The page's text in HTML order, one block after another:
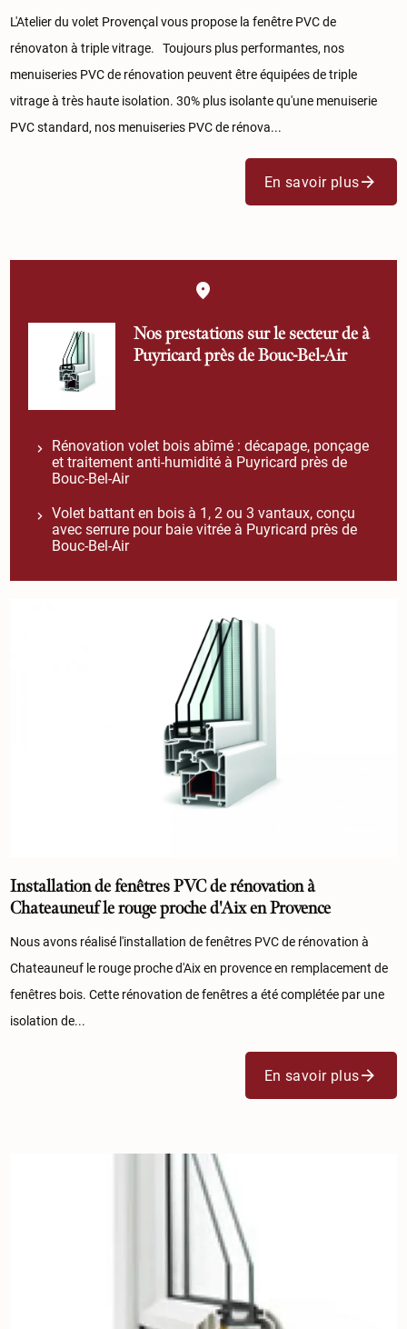
L'Atelier du volet Provençal vous propose la fenêtre PVC de
rénovaton à triple vitrage. Toujours plus performantes, nos
menuiseries PVC de rénovation peuvent être équipées de triple
vitrage à très haute isolation. 30% plus isolante qu'une menuiserie
PVC standard, nos menuiseries PVC de rénova...
En savoir plus
Nos prestations sur le secteur de à
Puyricard près de Bouc-Bel-Air
Rénovation volet bois abîmé : décapage, ponçage
et traitement anti-humidité à Puyricard près de
Bouc-Bel-Air
Volet battant en bois à 1, 2 ou 3 vantaux, conçu
avec serrure pour baie vitrée à Puyricard près de
Bouc-Bel-Air
Installation de fenêtres PVC de rénovation à
Chateauneuf le rouge proche d'Aix en Provence
Nous avons réalisé l'installation de fenêtres PVC de rénovation à
Chateauneuf le rouge proche d'Aix en provence en remplacement de
fenêtres bois. Cette rénovation de fenêtres a été complétée par une
isolation de...
En savoir plus